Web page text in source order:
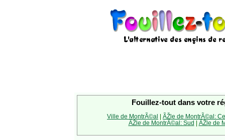
Fouillez-tout dans votre
Ville de MontrÃ©al | ÃŽle de MontrÃ©al:
ÃŽle de MontrÃ©al: Sud | ÃŽle de